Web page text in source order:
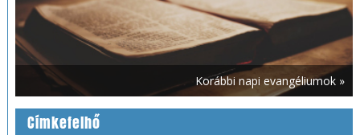
Korábbi napi evangéliumok »
Címkefelhő